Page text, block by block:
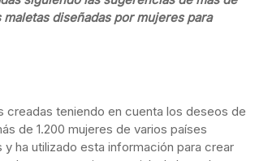
diseñadas por mujeres para
creadas teniendo en cuenta los deseos de
de 1.200 mujeres de varios países
ha utilizado esta información para crear